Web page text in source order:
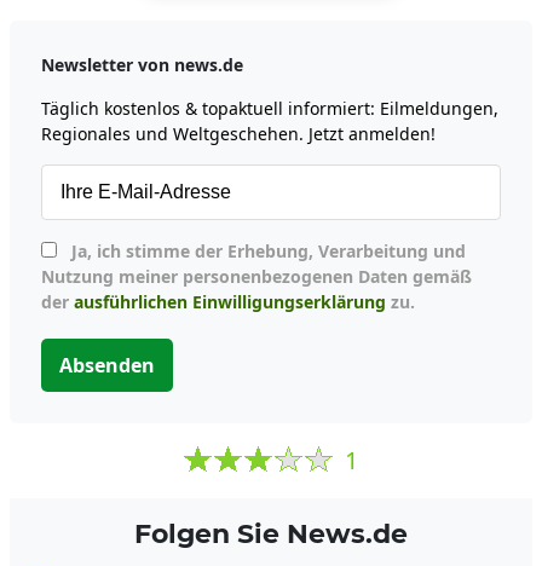
Newsletter von news.de
Täglich kostenlos & topaktuell informiert: Eilmeldungen,
Regionales und Weltgeschehen. Jetzt anmelden!
Nutzung meiner personenbezogenen Daten gemäß
der ausführlichen Einwilligungserklärung zu.
Absenden
1
Folgen Sie News.de